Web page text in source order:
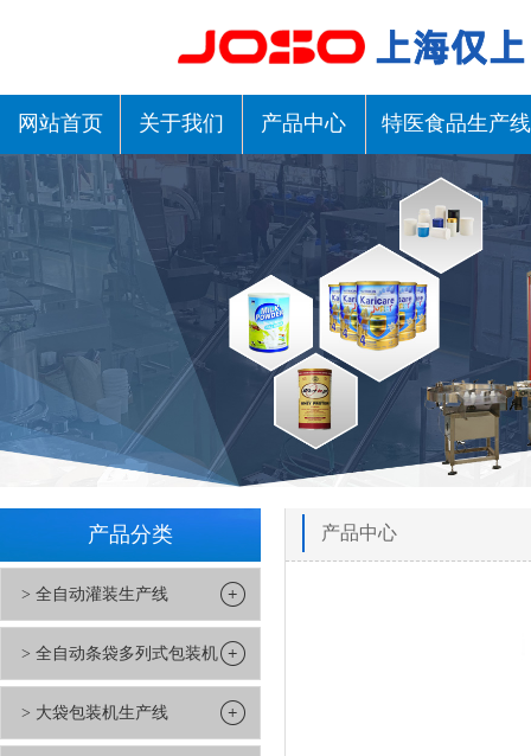
网站首页 关于我们 产品中心 特医食品生产线
产品分类
> 全自动灌装生产线
> 全自动条袋多列式包装机
> 大袋包装机生产线
产品中心